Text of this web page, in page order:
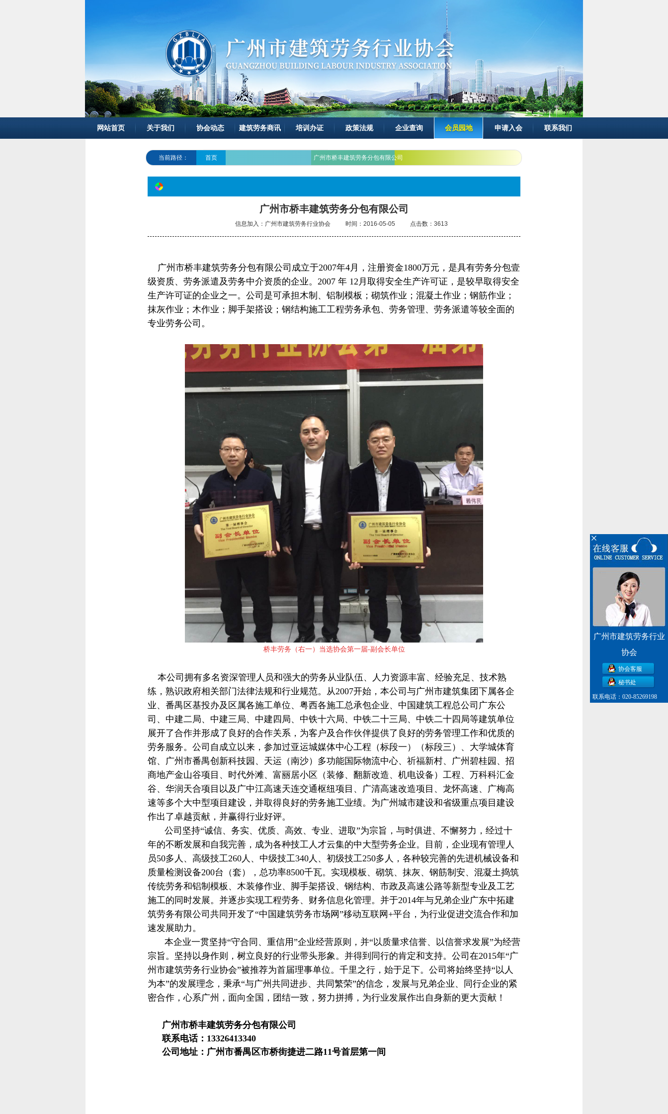
网站首页 关于我们 协会动态 建筑劳务商讯 培训办证 政策法规 企业查询 会员园地 申请入会 联系我们
当前路径： 首页 广州市桥丰建筑劳务分包有限公司
广州市桥丰建筑劳务分包有限公司
信息加入：广州市建筑劳务行业协会 时间：2016-05-05 点击数：3613
广州市桥丰建筑劳务分包有限公司成立于2007年4月，注册资金1800万元，是具有劳务分包壹
级资质、劳务派遣及劳务中介资质的企业。2007 年 12月取得安全生产许可证，是较早取得安全
生产许可证的企业之一。公司是可承担木制、铝制模板；砌筑作业；混凝土作业；钢筋作业；
抹灰作业；木作业；脚手架搭设；钢结构施工工程劳务承包、劳务管理、劳务派遣等较全面的
专业劳务公司。
桥丰劳务（右一）当选协会第一届-副会长单位
本公司拥有多名资深管理人员和强大的劳务从业队伍、人力资源丰富、经验充足、技术熟
练，熟识政府相关部门法律法规和行业规范。从2007开始，本公司与广州市建筑集团下属各企
业、番禺区基投办及区属各施工单位、粤西各施工总承包企业、中国建筑工程总公司广东公
司、中建二局、中建三局、中建四局、中铁十六局、中铁二十三局、中铁二十四局等建筑单位
展开了合作并形成了良好的合作关系，为客户及合作伙伴提供了良好的劳务管理工作和优质的
劳务服务。公司自成立以来，参加过亚运城媒体中心工程（标段一）（标段三）、大学城体育
馆、广州市番禺创新科技园、天运（南沙）多功能国际物流中心、祈福新村、广州碧桂园、招
商地产金山谷项目、时代外滩、富丽居小区（装修、翻新改造、机电设备）工程、万科科汇金
谷、华润天合项目以及广中江高速天连交通枢纽项目、广清高速改造项目、龙怀高速、广梅高
速等多个大中型项目建设，并取得良好的劳务施工业绩。为广州城市建设和省级重点项目建设
作出了卓越贡献，并赢得行业好评。
公司坚持“诚信、务实、优质、高效、专业、进取”为宗旨，与时俱进、不懈努力，经过十
年的不断发展和自我完善，成为各种技工人才云集的中大型劳务企业。目前，企业现有管理人
员50多人、高级技工260人、中级技工340人、初级技工250多人，各种较完善的先进机械设备和
质量检测设备200台（套），总功率8500千瓦。实现模板、砌筑、抹灰、钢筋制安、混凝土捣筑
传统劳务和铝制模板、木装修作业、脚手架搭设、钢结构、市政及高速公路等新型专业及工艺
施工的同时发展。并逐步实现工程劳务、财务信息化管理。并于2014年与兄弟企业广东中拓建
筑劳务有限公司共同开发了“中国建筑劳务市场网”移动互联网 +平台，为行业促进交流合作和加
速发展助力。
本企业一贯坚持“守合同、重信用”企业经营原则，并“以质量求信誉、以信誉求发展”为经营
宗旨。坚持以身作则，树立良好的行业带头形象。并得到同行的肯定和支持。公司在2015年“广
州市建筑劳务行业协会”被推荐为首届理事单位。千里之行，始于足下。公司将始终坚持“以人
为本”的发展理念，秉承“与广州共同进步、共同繁荣”的信念，发展与兄弟企业、同行企业的紧
密合作，心系广州，面向全国，团结一致，努力拼搏，为行业发展作出自身新的更大贡献！
广州市桥丰建筑劳务分包有限公司
联系电话：13326413340
公司地址：广州市番禺区市桥街捷进二路11号首层第一间
广州市建筑劳务行业
协会
协会客服
秘书处
联系电话：020-85269198